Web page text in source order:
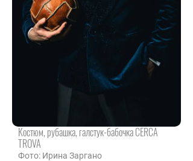
Костюм, рубашка, галстук-бабочка CERCA
TROVA
Фото: Ирина Заргано